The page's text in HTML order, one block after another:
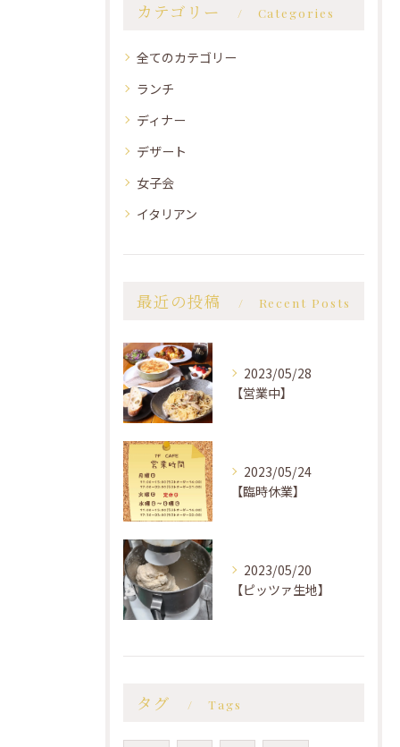
カテゴリー Categories
全てのカテゴリー
ランチ
ディナー
デザート
女子会
イタリアン
最近の投稿 Recent Posts
2023/05/28
【営業中】
2023/05/24
【臨時休業】
2023/05/20
【ピッツァ生地】
タグ Tags